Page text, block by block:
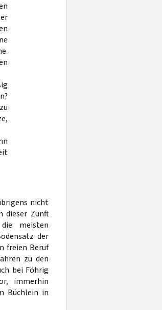
nicht
dieser Zunft
meisten
der
freien Beruf
zu den
bei Föhrig
immerhin
Büchlein in